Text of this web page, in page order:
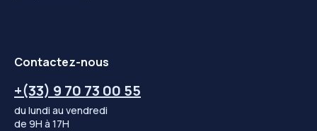
Contactez-nous
+(33) 9 70 73 00 55
du lundi au vendredi
de 9H à 17H